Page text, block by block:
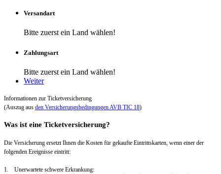
Versandart
Bitte zuerst ein Land wählen!
Zahlungsart
Bitte zuerst ein Land wählen!
Weiter
Informationen zur Ticketversicherung
(Auszug aus den Versicherungsbedingungen AVB TIC 18)
Was ist eine Ticketversicherung?
Die Versicherung ersetzt Ihnen die Kosten für gekaufte Eintrittskarten, wenn einer der
folgenden Ereignisse eintritt:
1. Unerwartete schwere Erkrankung: